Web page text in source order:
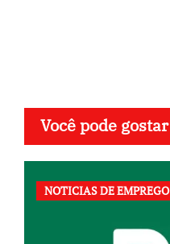
Você pode gostar
NOTICIAS DE EMPREGO